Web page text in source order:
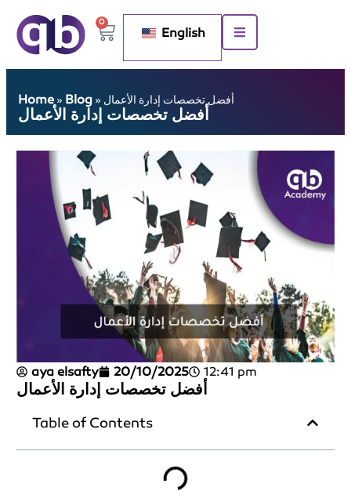
0
English
Home » Blog » أفضل تخصصات إدارة الأعمال
أفضل تخصصات إدارة الأعمال
aya elsafty 20/10/2025 12:41 pm
أفضل تخصصات إدارة الأعمال
Table of Contents